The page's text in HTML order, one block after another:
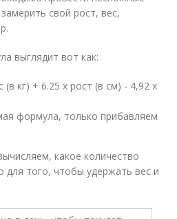
свой рост, вес,
выглядит вот как:
кг) + 6.25 х рост (в см) - 4,92 х
формула, только прибавляем
какое количество
для того, чтобы удержать вес и